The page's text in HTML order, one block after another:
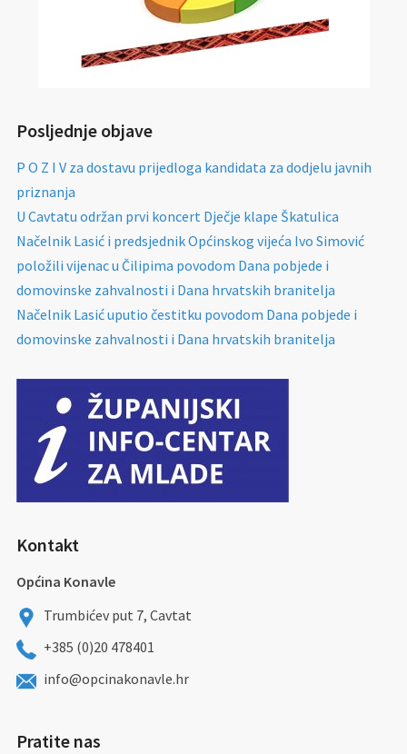
Posljednje objave
P O Z I V za dostavu prijedloga kandidata za dodjelu javnih
priznanja
U Cavtatu održan prvi koncert Dječje klape Škatulica
Načelnik Lasić i predsjednik Općinskog vijeća Ivo Simović
položili vijenac u Čilipima povodom Dana pobjede i
domovinske zahvalnosti i Dana hrvatskih branitelja
Načelnik Lasić uputio čestitku povodom Dana pobjede i
domovinske zahvalnosti i Dana hrvatskih branitelja
Kontakt
Općina Konavle
Trumbićev put 7, Cavtat
+385 (0)20 478401
info@opcinakonavle.hr
Pratite nas